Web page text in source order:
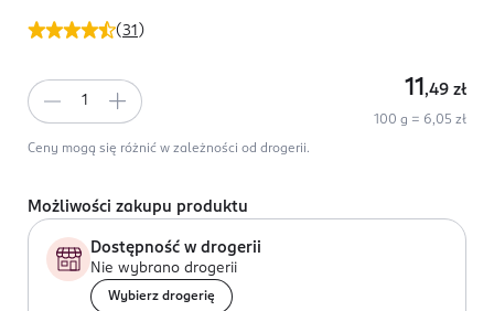
(31 )
11 ,49 zł
100 g = 6,05 zł
Ceny mogą się różnić w zależności od drogerii.
Możliwości zakupu produktu
Dostępność w drogerii
Nie wybrano drogerii
Wybierz drogerię